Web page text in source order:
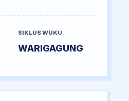
SIKLUS WUKU
WARIGAGUNG